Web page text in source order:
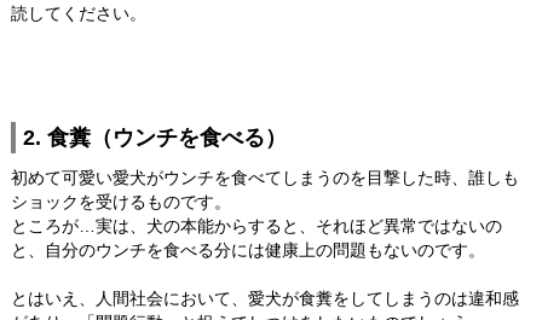
読してください。
2. 食糞（ウンチを食べる）
初めて可愛い愛犬がウンチを食べてしまうのを目撃した時、誰しも
ショックを受けるものです。
ところが…実は、犬の本能からすると、それほど異常ではないの
と、自分のウンチを食べる分には健康上の問題もないのです。
とはいえ、人間社会において、愛犬が食糞をしてしまうのは違和感